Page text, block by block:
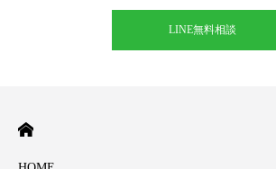
LINE無料相談